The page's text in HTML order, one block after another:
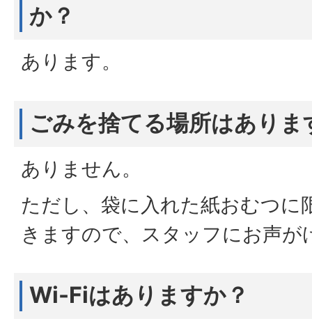
か？
あります。
ごみを捨てる場所はありま
ありません。
ただし、袋に入れた紙おむつに
きますので、スタッフにお声が
Wi-Fiはありますか？